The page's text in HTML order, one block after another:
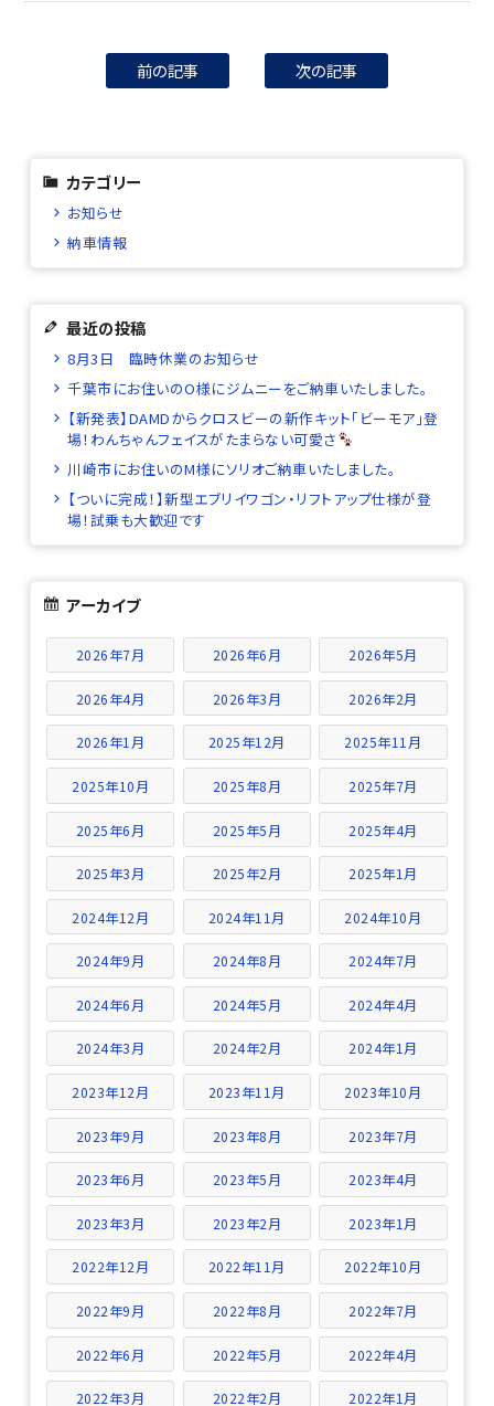
前の記事 次の記事
カテゴリー
お知らせ
納車情報
最近の投稿
8月3日 臨時休業のお知らせ
千葉市にお住いのO様にジムニーをご納車いたしました。
【新発表】DAMDからクロスビーの新作キット「ビーモア」登
場！わんちゃんフェイスがたまらない可愛さ
川崎市にお住いのM様にソリオご納車いたしました。
【ついに完成！】新型エブリイワゴン・リフトアップ仕様が登
場！試乗も大歓迎です
アーカイブ
2026年7月 2026年6月 2026年5月
2026年4月 2026年3月 2026年2月
2026年1月 2025年12月 2025年11月
2025年10月 2025年8月 2025年7月
2025年6月 2025年5月 2025年4月
2025年3月 2025年2月 2025年1月
2024年12月 2024年11月 2024年10月
2024年9月 2024年8月 2024年7月
2024年6月 2024年5月 2024年4月
2024年3月 2024年2月 2024年1月
2023年12月 2023年11月 2023年10月
2023年9月 2023年8月 2023年7月
2023年6月 2023年5月 2023年4月
2023年3月 2023年2月 2023年1月
2022年12月 2022年11月 2022年10月
2022年9月 2022年8月 2022年7月
2022年6月 2022年5月 2022年4月
2022年3月 2022年2月 2022年1月